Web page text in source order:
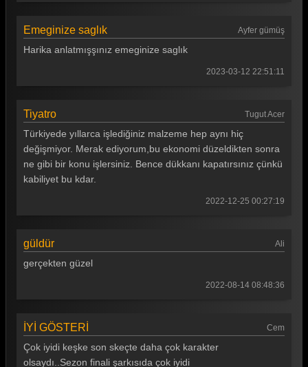
Güldür güldür 288. Bölüm
Güldür güldür 287. Bölüm
Güldür güldür 284. Bölüm
Güldür güldür 283. Bölüm
Güldür güldür 282. Bölüm
Güldür güldür 279. Bölüm
Güldür güldür 276. Bölüm
Güldür güldür 275. Bölüm
Emeginize saglık Ayfer gümüş
Harika anlatmışşınız emeginize saglık
2023-03-12 22:51:11
Tiyatro Tugut Acer
Türkiyede yıllarca işlediğiniz malzeme hep aynı hiç
değişmiyor. Merak ediyorum,bu ekonomi düzeldikten sonra
ne gibi bir konu işlersiniz. Bence dükkanı kapatırsınız çünkü
kabiliyet bu kdar.
2022-12-25 00:27:19
güldür Ali
gerçekten güzel
2022-08-14 08:48:36
İYİ GÖSTERİ Cem
Çok iyidi keşke son skeçte daha çok karakter
olsaydı..Sezon finali şarkısıda çok iyidi